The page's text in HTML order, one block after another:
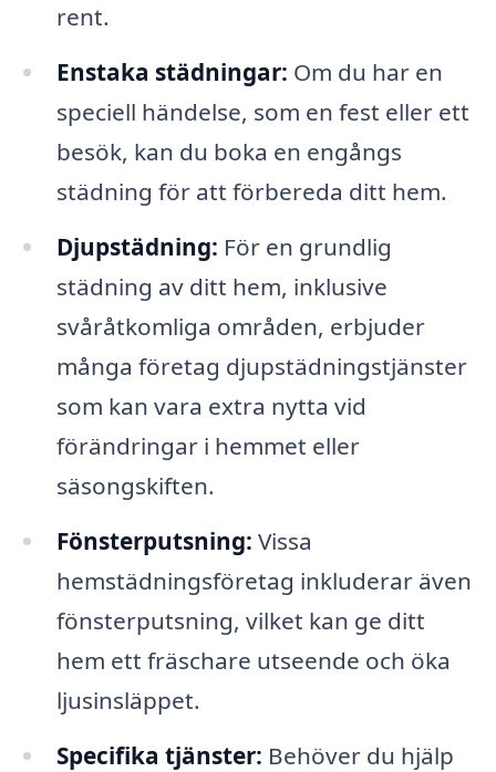
rent.
Enstaka städningar: Om du har en
speciell händelse, som en fest eller ett
besök, kan du boka en engångs
städning för att förbereda ditt hem.
Djupstädning: För en grundlig
städning av ditt hem, inklusive
svåråtkomliga områden, erbjuder
många företag djupstädningstjänster
som kan vara extra nytta vid
förändringar i hemmet eller
säsongskiften.
Fönsterputsning: Vissa
hemstädningsföretag inkluderar även
fönsterputsning, vilket kan ge ditt
hem ett fräschare utseende och öka
ljusinsläppet.
Specifika tjänster: Behöver du hjälp